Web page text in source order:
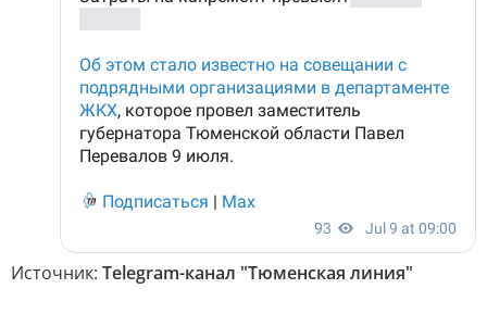
Источник: Telegram-канал "Тюменская линия"